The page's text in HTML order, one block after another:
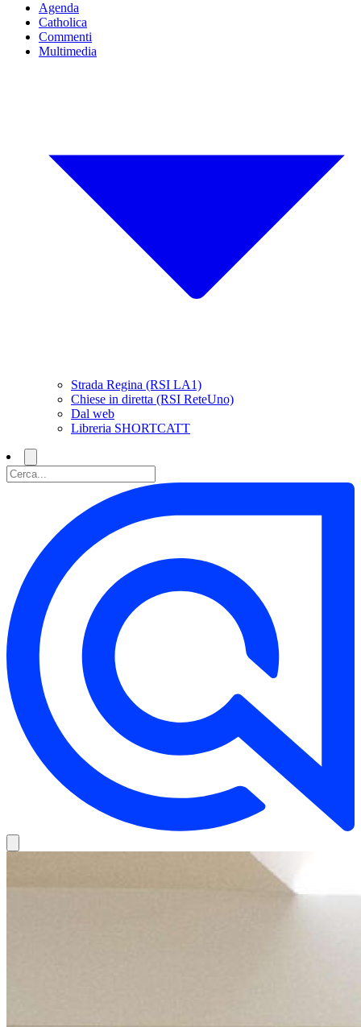
Agenda
Catholica
Commenti
Multimedia
Strada Regina (RSI LA1)
Chiese in diretta (RSI ReteUno)
Dal web
Libreria SHORTCATT